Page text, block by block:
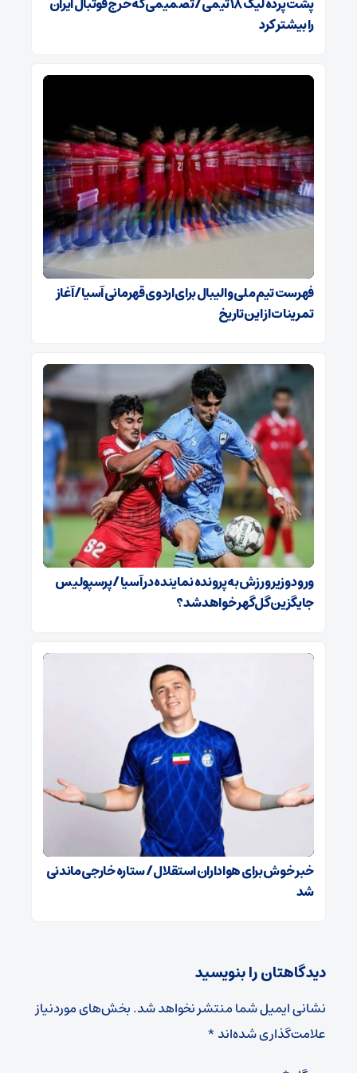
را بیشتر کرد
فهرست تیم ملی والیبال برای اردوی قهرمانی آسیا / آغاز
تمرینات از این تاریخ
ورود وزیر ورزش به پرونده نماینده در آسیا / پرسپولیس
جایگزین گل‌گهر خواهد شد؟
خبر خوش برای هواداران استقلال / ستاره خارجی ماندنی
شد
دیدگاهتان را بنویسید
نشانی ایمیل شما منتشر نخواهد شد.بخش‌های موردنیاز
علامت‌گذاری شده‌اند*